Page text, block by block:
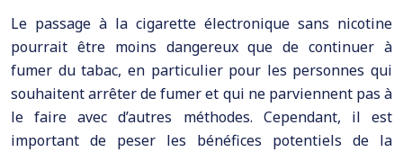
Le passage à la cigarette électronique sans nicotine
pourrait être moins dangereux que de continuer à
fumer du tabac, en particulier pour les personnes qui
souhaitent arrêter de fumer et qui ne parviennent pas à
le faire avec d’autres méthodes. Cependant, il est
important de peser les bénéfices potentiels de la